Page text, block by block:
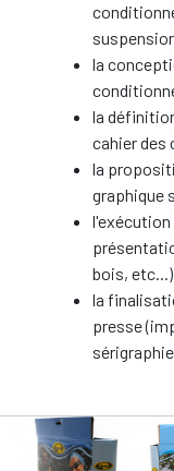
la
la
cahier des
la
graphique
l'exécution
bois,
la
presse